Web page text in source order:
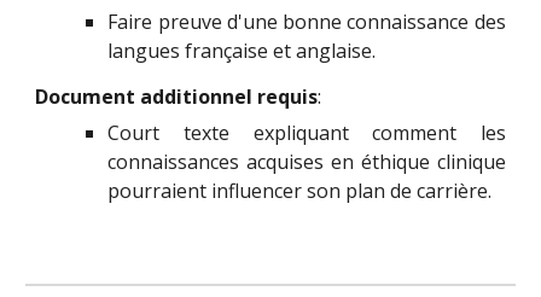
Faire preuve d'une bonne connaissance des
langues française et anglaise.
Document additionnel requis:
Court texte expliquant comment les
connaissances acquises en éthique clinique
pourraient influencer son plan de carrière.